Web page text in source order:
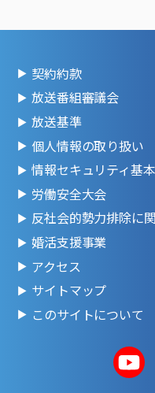
契約約款
放送番組審議会
放送基準
個人情報の取り扱い
情報セキュリティ基
労働安全大会
反社会的勢力排除に
婚活支援事業
アクセス
サイトマップ
このサイトについて